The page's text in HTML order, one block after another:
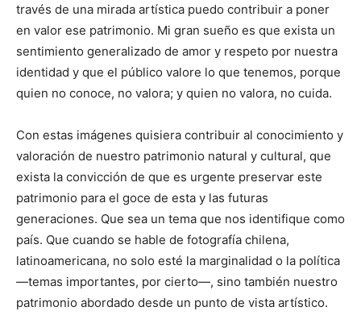
través de una mirada artística puedo contribuir a poner
en valor ese patrimonio. Mi gran sueño es que exista un
sentimiento generalizado de amor y respeto por nuestra
identidad y que el público valore lo que tenemos, porque
quien no conoce, no valora; y quien no valora, no cuida.
Con estas imágenes quisiera contribuir al conocimiento y
valoración de nuestro patrimonio natural y cultural, que
exista la convicción de que es urgente preservar este
patrimonio para el goce de esta y las futuras
generaciones. Que sea un tema que nos identifique como
país. Que cuando se hable de fotografía chilena,
latinoamericana, no solo esté la marginalidad o la política
—temas importantes, por cierto—, sino también nuestro
patrimonio abordado desde un punto de vista artístico.